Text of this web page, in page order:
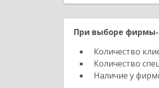
При выборе фирмы-
Количество
Количество
Наличие у